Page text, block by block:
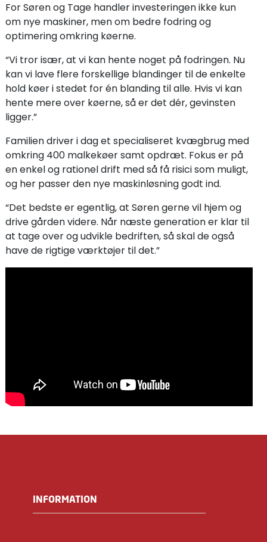
For Søren og Tage handler investeringen ikke kun
om nye maskiner, men om bedre fodring og
optimering omkring køerne.
“Vi tror især, at vi kan hente noget på fodringen. Nu
kan vi lave flere forskellige blandinger til de enkelte
hold køer i stedet for én blanding til alle. Hvis vi kan
hente mere over køerne, så er det dér, gevinsten
ligger.”
Familien driver i dag et specialiseret kvægbrug med
omkring 400 malkekøer samt opdræt. Fokus er på
en enkel og rationel drift med så få risici som muligt,
og her passer den nye maskinløsning godt ind.
“Det bedste er egentlig, at Søren gerne vil hjem og
drive gården videre. Når næste generation er klar til
at tage over og udvikle bedriften, så skal de også
have de rigtige værktøjer til det.”
INFORMATION